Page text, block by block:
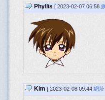
Phyllis [ 2023-02-07 06:58
Kim [ 2023-02-08 09:44 網址